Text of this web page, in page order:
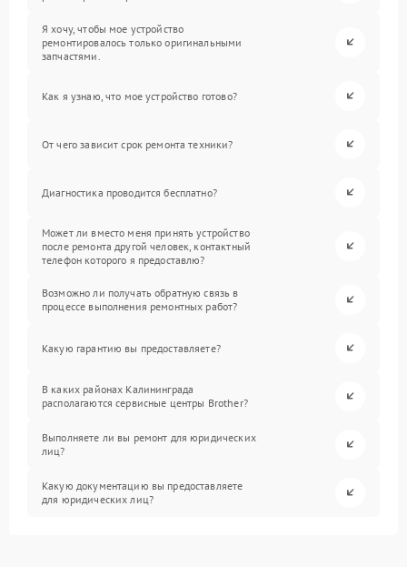
Я хочу, чтобы мое устройство
ремонтировалось только оригинальными
запчастями.
Как я узнаю, что мое устройство готово?
От чего зависит срок ремонта техники?
Диагностика проводится бесплатно?
Может ли вместо меня принять устройство
после ремонта другой человек, контактный
телефон которого я предоставлю?
Возможно ли получать обратную связь в
процессе выполнения ремонтных работ?
Какую гарантию вы предоставляете?
В каких районах Калининграда
располагаются сервисные центры Brother?
Выполняете ли вы ремонт для юридических
лиц?
Какую документацию вы предоставляете
для юридических лиц?